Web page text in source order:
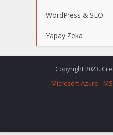
WordPress & SEO
Yapay Zeka
Copyright 2023.
Microsoft Azure